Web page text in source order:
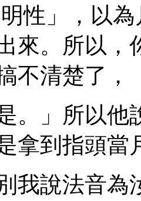
性」，以
來。所以，
不清楚了，
。」所以
拿到指頭當
我說法音